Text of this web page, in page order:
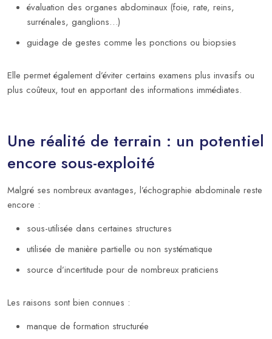
évaluation des organes abdominaux (foie, rate, reins,
surrénales, ganglions…)
guidage de gestes comme les ponctions ou biopsies
Elle permet également d’éviter certains examens plus invasifs ou
plus coûteux, tout en apportant des informations immédiates.
Une réalité de terrain : un potentiel
encore sous-exploité
Malgré ses nombreux avantages, l’échographie abdominale reste
encore :
sous-utilisée dans certaines structures
utilisée de manière partielle ou non systématique
source d’incertitude pour de nombreux praticiens
Les raisons sont bien connues :
manque de formation structurée